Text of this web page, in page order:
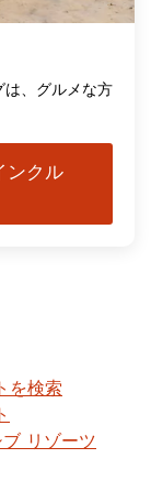
は、グルメな方
ンクル
を検索
リゾーツ